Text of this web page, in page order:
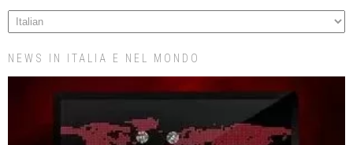
NEWS IN ITALIA E NEL MONDO